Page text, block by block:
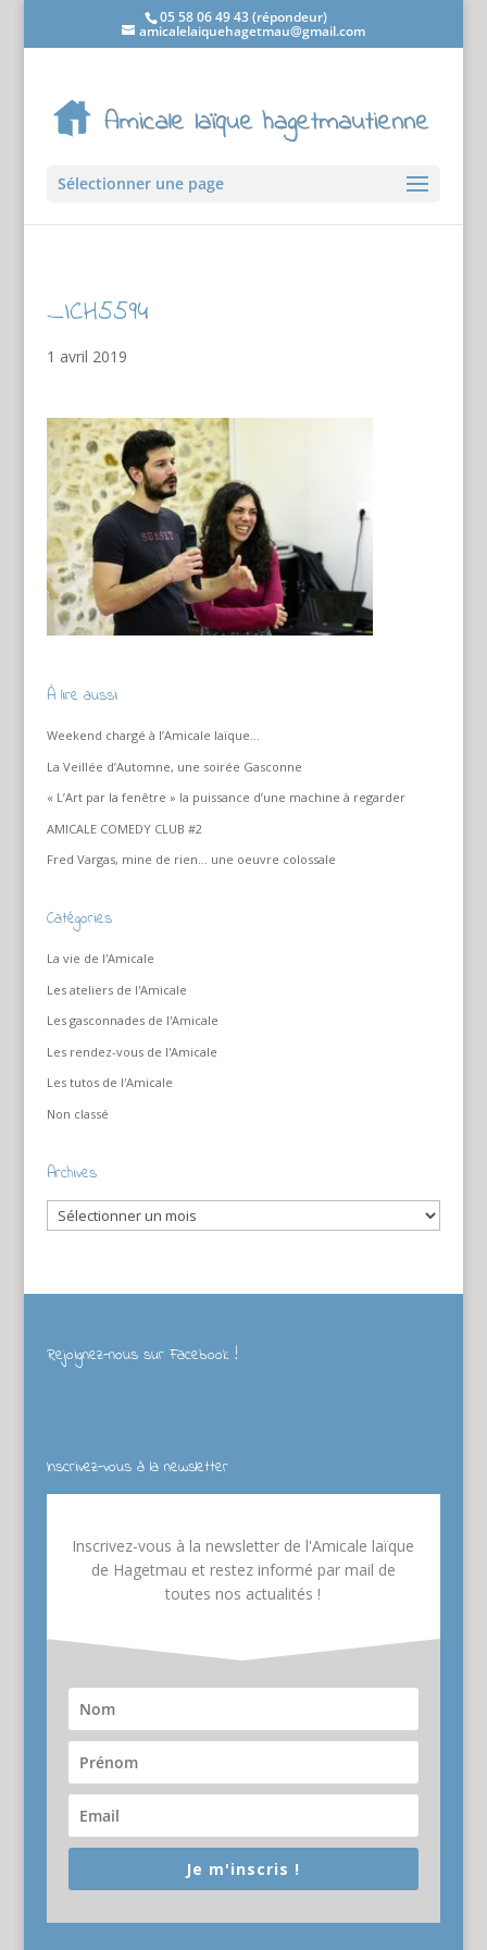
05 58 06 49 43 (répondeur)
amicalelaiquehagetmau@gmail.com
Sélectionner une page
_ICH5594
1 avril 2019
À lire aussi
Weekend chargé à l’Amicale laïque…
La Veillée d’Automne, une soirée Gasconne
« L’Art par la fenêtre » la puissance d’une machine à regarder
AMICALE COMEDY CLUB #2
Fred Vargas, mine de rien… une oeuvre colossale
Catégories
La vie de l'Amicale
Les ateliers de l'Amicale
Les gasconnades de l'Amicale
Les rendez-vous de l'Amicale
Les tutos de l'Amicale
Non classé
Archives
Archives
Rejoignez-nous sur Facebook !
Inscrivez-vous à la newsletter
Inscrivez-vous à la newsletter de l'Amicale laïque
de Hagetmau et restez informé par mail de
toutes nos actualités !
Je m'inscris !